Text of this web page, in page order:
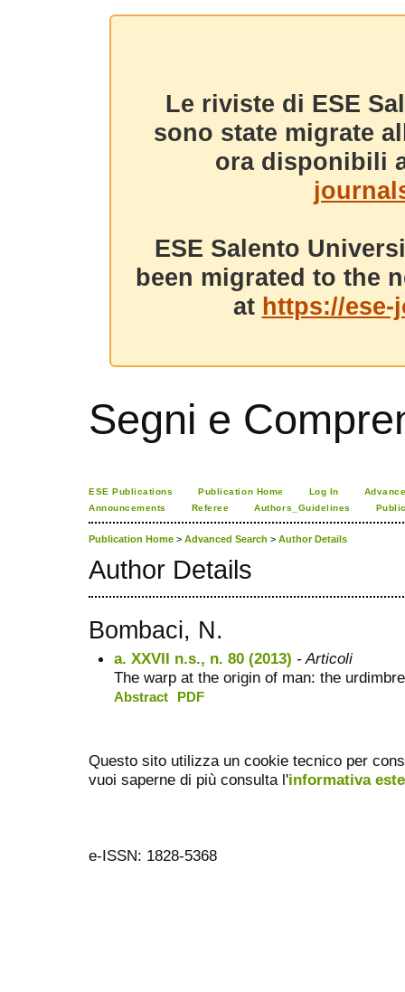
Le riviste di ESE
sono state migrate
ora disponibili
ESE Salento
been migrated to the
at https://
Segni e
ESE Publications Publication Home Log In
Announcements
Referee Authors_Guidelines
Publication Home > Advanced Search > Author Details
Author Details
Bombaci, N.
a. XXVII n.s., n. 80 (2013) - Articoli
The warp at the origin of man: the
Abstract PDF
Questo sito utilizza un cookie tecnico per
vuoi saperne di più consulta l'informativa
e-ISSN: 1828-5368